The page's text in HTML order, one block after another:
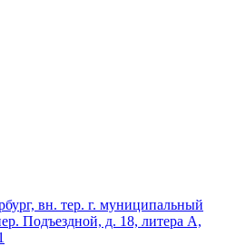
вн. тер. г. муниципальный
Подъездной, д. 18, литера А,